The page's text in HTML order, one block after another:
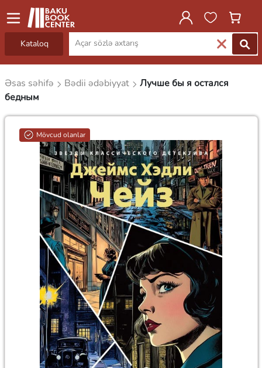
Kataloq
Əsas səhifə Bədii ədəbiyyat
Лучше бы я остался
бедным
Mövcud olanlar